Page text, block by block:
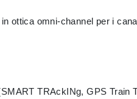
ottica omni-channel per i
TRAckINg, GPS